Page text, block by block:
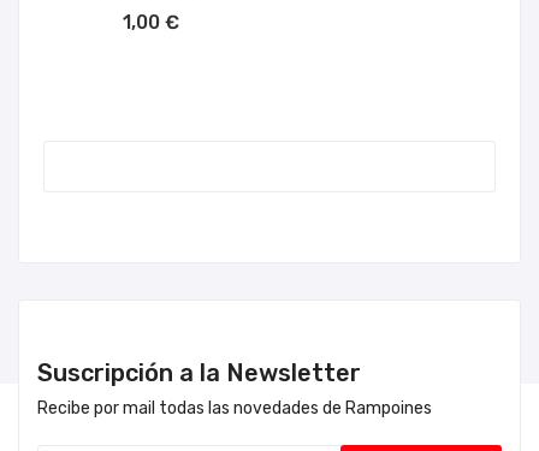
1,00 €
Suscripción a la Newsletter
Recibe por mail todas las novedades de Rampoines